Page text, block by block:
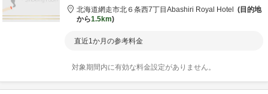
北海道網走市北６条西7丁目 Abashiri Royal Hotel
目的地
から1.5km
直近1か月の参考料金
対象期間内に有効な料金設定がありません。